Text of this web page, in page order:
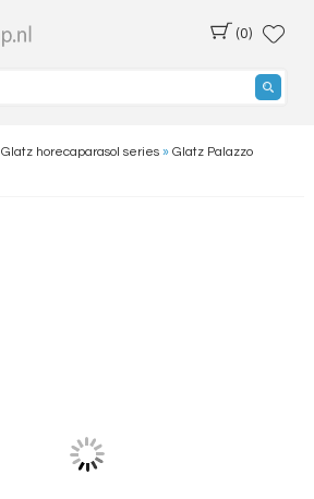
(0)
Glatz horecaparasol series» Glatz Palazzo